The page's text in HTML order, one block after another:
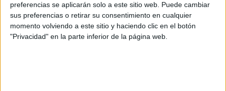
preferencias se aplicarán solo a este sitio web. Puede cambiar
sus preferencias o retirar su consentimiento en cualquier
momento volviendo a este sitio y haciendo clic en el botón
"Privacidad" en la parte inferior de la página web.